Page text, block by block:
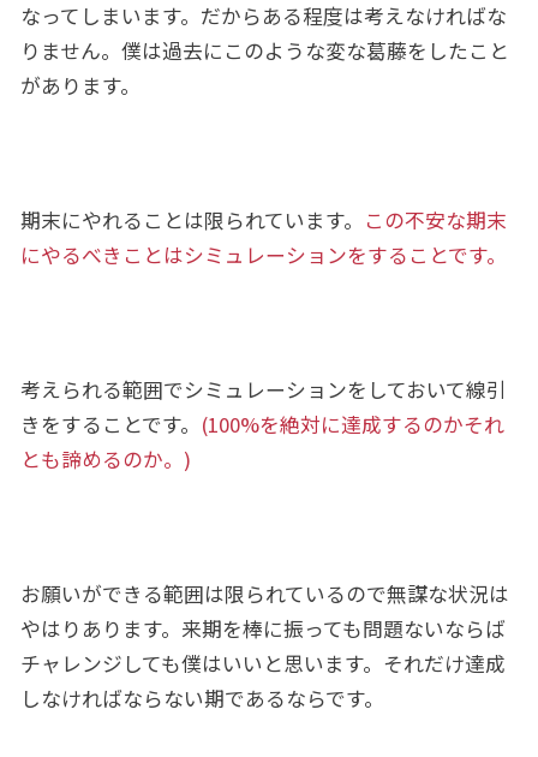
なってしまいます。だからある程度は考えなければな
りません。僕は過去にこのような変な葛藤をしたこと
があります。
期末にやれることは限られています。 この不安な期末
にやるべきことはシミュレーションをすることです。
考えられる範囲でシミュレーションをしておいて線引
きをすることです。 (100%を絶対に達成するのかそれ
とも諦めるのか。)
お願いができる範囲は限られているので無謀な状況は
やはりあります。来期を棒に振っても問題ないならば
チャレンジしても僕はいいと思います。それだけ達成
しなければならない期であるならです。